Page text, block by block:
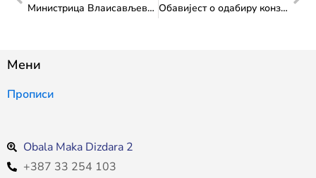
Министрица Влаисављевић на Отворењу изложбе „Габриел Јуркић – хоммаге љепоти, ин мемориам 1974. – 2024.“
Обавијест о одабиру конзултаната за еџ-анте евалуацију Стратегије за младе Федерације БиХ до 2027. године
Мени
Прописи
Obala Maka Dizdara 2
+387 33 254 103